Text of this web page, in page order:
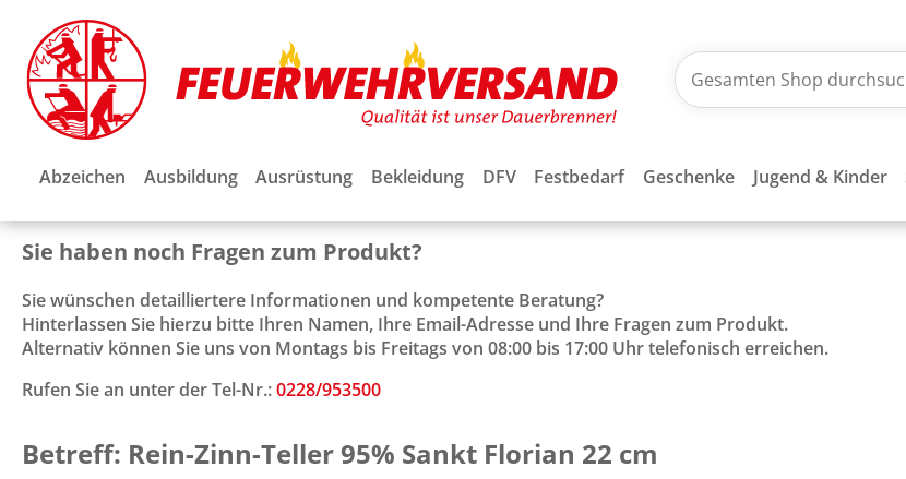
Abzeichen Ausbildung Ausrüstung Bekleidung DFV Festbedarf Geschenke Jugend & Kinder
Sie haben noch Fragen zum Produkt?
Sie wünschen detailliertere Informationen und kompetente Beratung?
Hinterlassen Sie hierzu bitte Ihren Namen, Ihre Email-Adresse und Ihre Fragen zum Produkt.
Alternativ können Sie uns von Montags bis Freitags von 08:00 bis 17:00 Uhr telefonisch erreichen.
Rufen Sie an unter der Tel-Nr.:0228/953500
Betreff: Rein-Zinn-Teller 95% Sankt Florian 22 cm